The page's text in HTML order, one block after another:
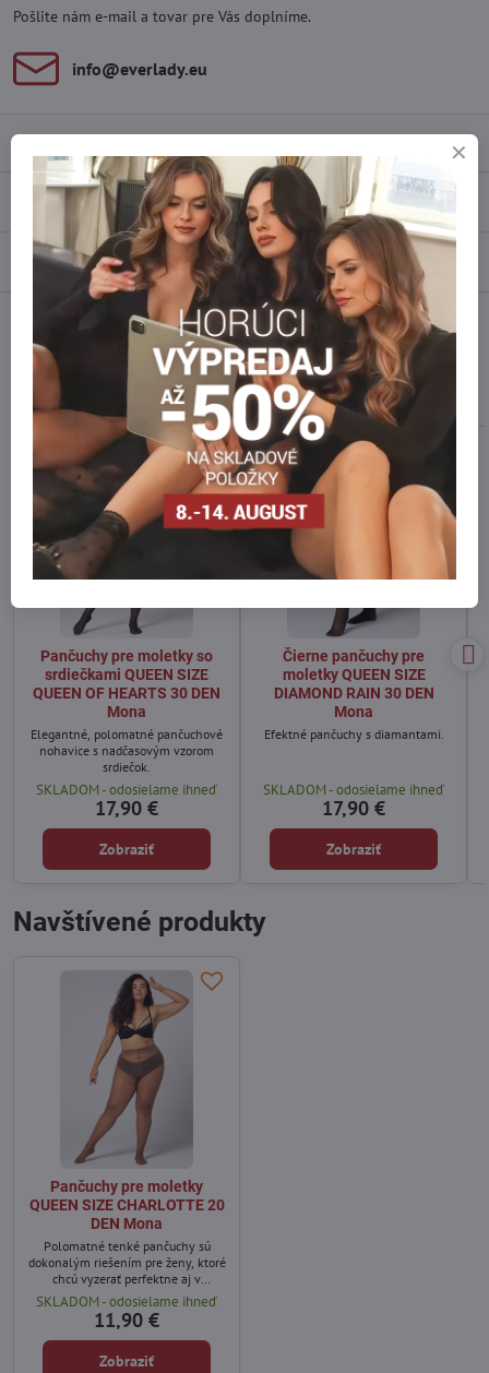
Pošlite nám e-mail a tovar pre Vás doplníme.
info​@everlady​.eu
Popis
Recenzie 0
Diskusia 0
FacebookTwitter BlueskyPinterestReddit LinkedInWhatsApp
E-
mail
Podobné produkty
Pančuchy pre moletky so
srdiečkami QUEEN SIZE
QUEEN OF HEARTS 30 DEN
Mona
Elegantné, polomatné pančuchové
nohavice s nadčasovým vzorom
srdiečok.
SKLADOM - odosielame ihneď
17,90 €
Zobraziť
Čierne pančuchy pre
moletky QUEEN SIZE
DIAMOND RAIN 30 DEN
Mona
Efektné pančuchy s diamantami.
SKLADOM - odosielame ihneď
17,90 €
Zobraziť
Navštívené produkty
Pančuchy pre moletky
QUEEN SIZE CHARLOTTE 20
DEN Mona
Polomatné tenké pančuchy sú
dokonalým riešením pre ženy, ktoré
chcú vyzerať perfektne aj v
teplejších dňoch.
SKLADOM - odosielame ihneď
11,90 €
Zobraziť